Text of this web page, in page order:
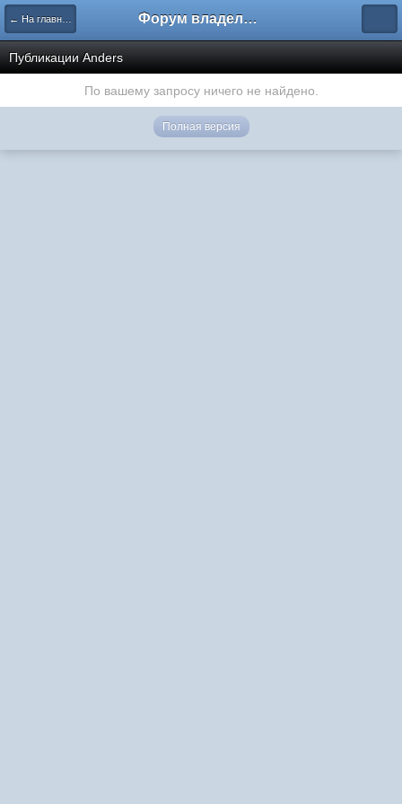
← На главную Форум владельцев интернет-магазинов
Публикации Anders
По вашему запросу ничего не найдено.
Полная версия